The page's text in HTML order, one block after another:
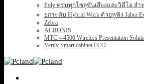
Poly ครบทุกโซลูชันเสียงและวิดีโอ ส
ยกระดับ Hybrid Work ด้วยหูฟัง Jabra
Zebra
ACRONIS
MTC – 4500 Wireless Presentation
Vertiv Smart cabinet ECO